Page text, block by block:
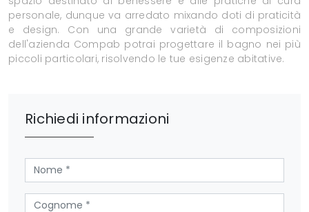
personale, dunque va arredato mixando doti di praticità
e design. Con una grande varietà di composizioni
dell'azienda Compab potrai progettare il bagno nei più
piccoli particolari, risolvendo le tue esigenze abitative.
Richiedi informazioni